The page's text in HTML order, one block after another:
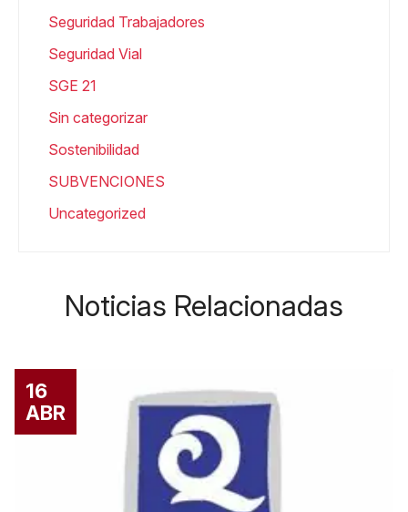
Seguridad Trabajadores
Seguridad Vial
SGE 21
Sin categorizar
Sostenibilidad
SUBVENCIONES
Uncategorized
Noticias Relacionadas
16
ABR